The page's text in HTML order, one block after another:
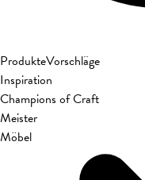
ProdukteVorschläge
Inspiration
Champions of Craft
Meister
Möbel